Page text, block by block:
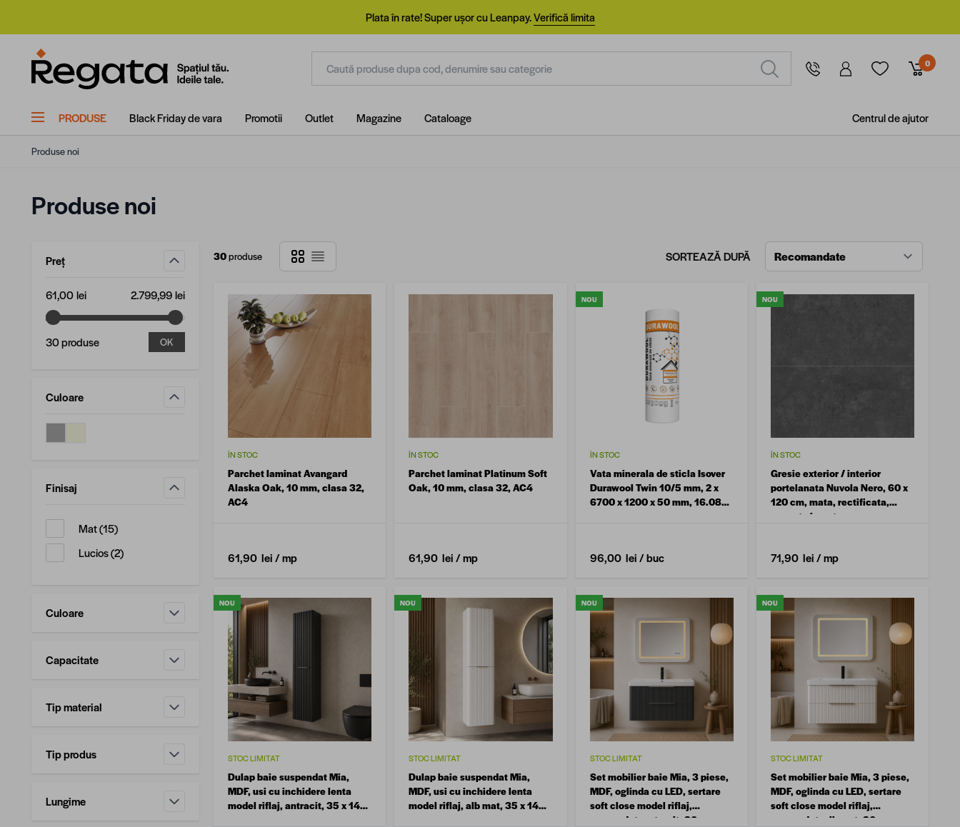
Plata în rate! Super ușor cu Leanpay.Verifică limita
0
PRODUSE Black Friday de vara Promotii Outlet Magazine Cataloage Centrul de ajutor
Produse noi
Produse noi
Preț
Valoare minimă
61,00 lei Valoare maximă
2.799,99 lei
30 produse OK
Culoare
Finisaj
Mat(15produse disponibile
)
Lucios(2produse disponibile
)
Culoare
Capacitate
Tip material
Tip produs
Lungime
30produse Grilă
Listă SORTEAZĂ DUPĂ
ÎN STOC
Parchet laminat Avangard
Alaska Oak, 10 mm, clasa 32,
AC4
61,90 lei/ mp
ÎN STOC
Parchet laminat Platinum Soft
Oak, 10 mm, clasa 32, AC4
61,90 lei/ mp
NOU
ÎN STOC
Vata minerala de sticla Isover
Durawool Twin 10/5 mm, 2 x
6700 x 1200 x 50 mm, 16.08
96,00 lei/ buc
NOU
ÎN STOC
Gresie exterior / interior
portelanata Nuvola Nero, 60 x
120 cm, mata, rectificata,
aspect ciment
71,90 lei/ mp
NOU
STOC LIMITAT
Dulap baie suspendat Mia,
MDF, usi cu inchidere lenta
model riflaj, antracit, 35 x 140
NOU
STOC LIMITAT
Dulap baie suspendat Mia,
MDF, usi cu inchidere lenta
model riflaj, alb mat, 35 x 140
NOU
STOC LIMITAT
Set mobilier baie Mia, 3 piese,
MDF, oglinda cu LED, sertare
soft close model riflaj,
suspendat, antracit, 80 cm
NOU
STOC LIMITAT
Set mobilier baie Mia, 3 piese,
MDF, oglinda cu LED, sertare
soft close model riflaj,
suspendat, alb mat, 80 cm